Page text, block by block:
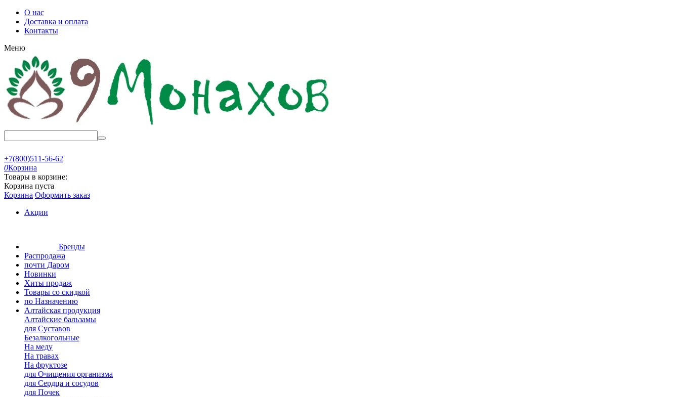
О нас
Доставка и оплата
Контакты
Меню
+7(800)511-56-62
0Корзина
Товары в корзине:
Корзина пуста
Корзина Оформить заказ
Акции
Бренды
Распродажа
почти Даром
Новинки
Хиты продаж
Товары со скидкой
по Назначению
Алтайская продукция
Алтайские бальзамы
для Суставов
Безалкогольные
На меду
На травах
На фруктозе
для Очищения организма
для Сердца и сосудов
для Почек